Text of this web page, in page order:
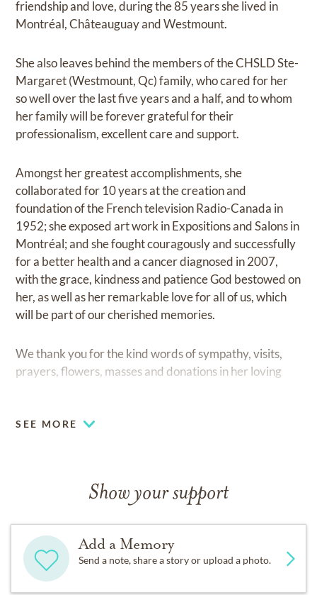
friendship and love, during the 85 years she lived in
Montréal, Châteauguay and Westmount.
She also leaves behind the members of the CHSLD Ste-
Margaret (Westmount, Qc) family, who cared for her
so well over the last five years and a half, and to whom
her family will be forever grateful for their
professionalism, excellent care and support.
Amongst her greatest accomplishments, she
collaborated for 10 years at the creation and
foundation of the French television Radio-Canada in
1952; she exposed art work in Expositions and Salons in
Montréal; and she fought couragously and successfully
for a better health and a cancer diagnosed in 2007,
with the grace, kindness and patience God bestowed on
her, as well as her remarkable love for all of us, which
will be part of our cherished memories.
We thank you for the kind words of sympathy, visits,
prayers, flowers, masses and donations in her loving
SEE MORE
Show your support
Add a Memory
Send a note, share a story or upload a photo.